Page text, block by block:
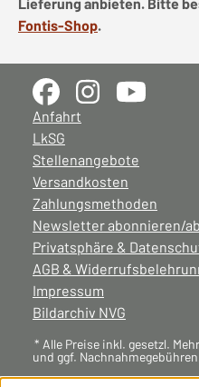
Fontis-Shop.
Anfahrt
LkSG
Stellenangebote
Versandkosten
Zahlungsmethoden
Newsletter abonnieren/
Privatsphäre &
AGB &
Impressum
Bildarchiv NVG
* Alle Preise inkl. gesetzl.
und ggf.